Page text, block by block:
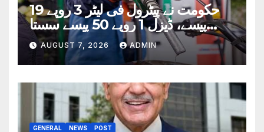
حکومت نے پیٹرول فی لیٹر 3 روپے 19
پیسے، ڈیزل 1 روپے 50 پیسے سستا
کردیا
AUGUST 7, 2026 ADMIN
GENERAL NEWS POST